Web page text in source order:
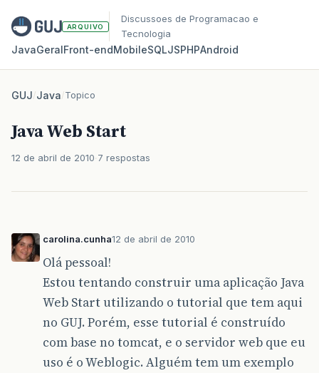
ARQUIVO
Discussoes de Programacao e
Tecnologia
JavaGeralFront‑endMobileSQLJSPHPAndroid
GUJ/Java/Topico
Java Web Start
12 de abril de 2010 7 respostas
carolina.cunha12 de abril de 2010
Olá pessoal!
Estou tentando construir uma aplicação Java
Web Start utilizando o tutorial que tem aqui
no GUJ. Porém, esse tutorial é construído
com base no tomcat, e o servidor web que eu
uso é o Weblogic. Alguém tem um exemplo